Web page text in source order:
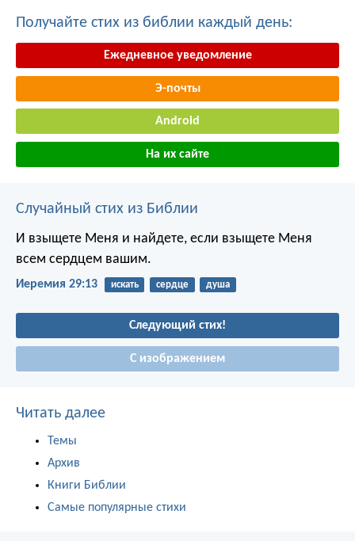
Получайте стих из библии каждый день:
Ежедневное уведомление
Э-почты
Android
На их сайте
Случайный стих из Библии
И взыщете Меня и найдете, если взыщете Меня
всем сердцем вашим.
Иеремия 29:13 искать сердце душа
Следующий стих!
С изображением
Читать далее
Темы
Архив
Книги Библии
Самые популярные стихи